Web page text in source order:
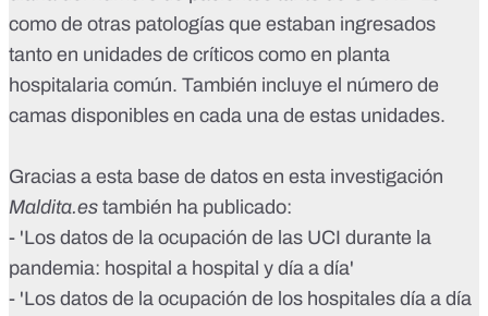
como de otras patologías que estaban ingresados
tanto en unidades de críticos como en planta
hospitalaria común. También incluye el número de
camas disponibles en cada una de estas unidades.
Gracias a esta base de datos en esta investigación
Maldita.es también ha publicado:
- 'Los datos de la ocupación de las UCI durante la
pandemia: hospital a hospital y día a día'
- 'Los datos de la ocupación de los hospitales día a día